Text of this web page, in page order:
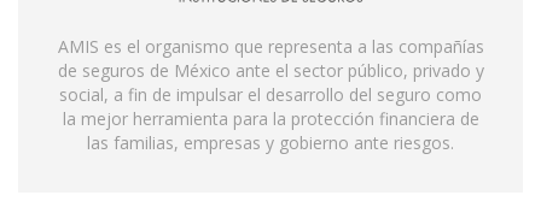
AMIS es el organismo que representa a las compañías
de seguros de México ante el sector público, privado y
social, a fin de impulsar el desarrollo del seguro como
la mejor herramienta para la protección financiera de
las familias, empresas y gobierno ante riesgos.